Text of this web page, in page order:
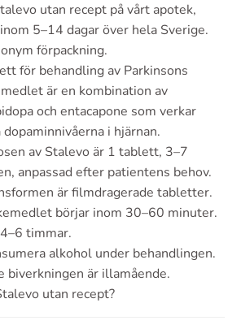
utan recept på vårt apotek,
5–14 dagar över hela Sverige.
förpackning.
för behandling av Parkinsons
är en kombination av
och entacapone som verkar
i hjärnan.
av Stalevo är 1 tablett, 3–7
anpassad efter patientens behov.
är filmdragerade tabletter.
börjar inom 30–60 minuter.
timmar.
alkohol under behandlingen.
biverkningen är illamående.
utan recept?